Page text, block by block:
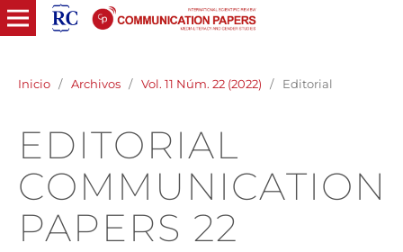
Inicio / Archivos / Vol. 11 Núm. 22 (2022) / Editorial
EDITORIAL
COMMUNICATION
PAPERS 22